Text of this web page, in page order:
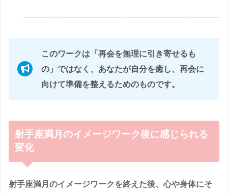
このワークは「再会を無理に引き寄せるも
の」ではなく、 あなたが自分を癒し、再会に
向けて準備を整えるためのものです。
射手座満月のイメージワーク後に感じられる
変化
射手座満月のイメージワークを終えた後、心や身体にそ